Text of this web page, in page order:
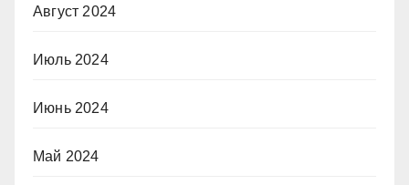
Август 2024
Июль 2024
Июнь 2024
Май 2024